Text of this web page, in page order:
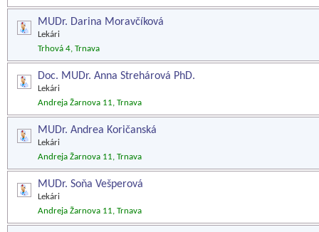
MUDr. Darina Moravčíková
Lekári
Trhová 4, Trnava
Doc. MUDr. Anna Strehárová PhD.
Lekári
Andreja Žarnova 11, Trnava
MUDr. Andrea Koričanská
Lekári
Andreja Žarnova 11, Trnava
MUDr. Soňa Vešperová
Lekári
Andreja Žarnova 11, Trnava